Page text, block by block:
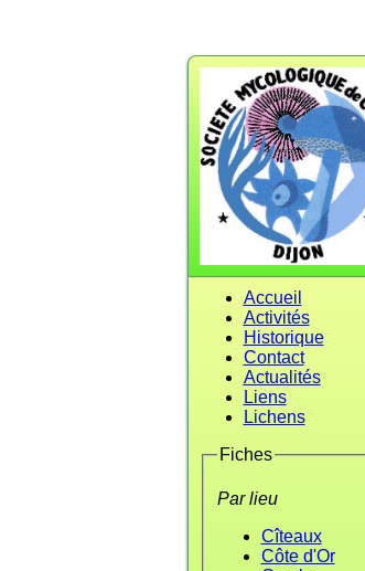
Accueil
Activités
Historique
Contact
Actualités
Liens
Lichens
Fiches
Par lieu
Cîteaux
Côte d'Or